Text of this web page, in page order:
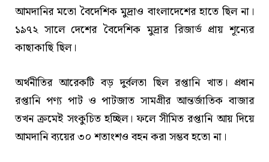
আমদানির মতো বৈদেশিক মুদ্রাও বাংলাদেশের হাতে ছিল না।
১৯৭২ সালে দেশের বৈদেশিক মুদ্রার রিজার্ভ প্রায় শূন্যের
কাছাকাছি ছিল।
অর্থনীতির আরেকটি বড় দুর্বলতা ছিল রপ্তানি খাত। প্রধান
রপ্তানি পণ্য পাট ও পাটজাত সামগ্রীর আন্তর্জাতিক বাজার
তখন ক্রমেই সংকুচিত হচ্ছিল। ফলে সীমিত রপ্তানি আয় দিয়ে
আমদানি ব্যয়ের ৩০ শতাংশও বহন করা সম্ভব হতো না।